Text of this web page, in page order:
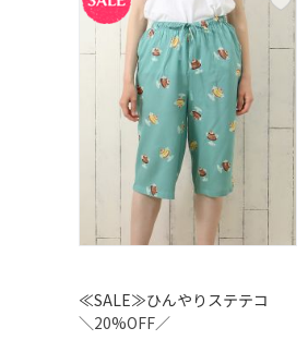
≪SALE≫ひんやりステテコ
＼20%OFF／